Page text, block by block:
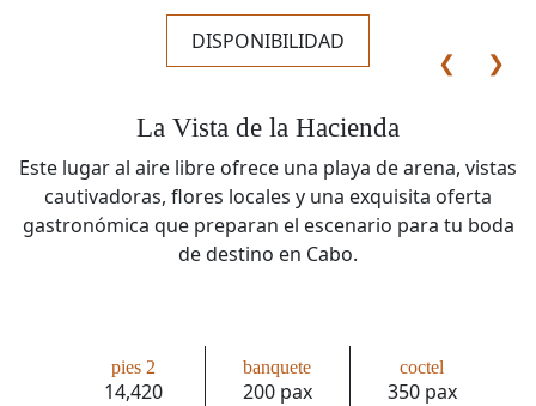
DISPONIBILIDAD
❮ ❯
La Vista de la Hacienda
Este lugar al aire libre ofrece una playa de arena, vistas
cautivadoras, flores locales y una exquisita oferta
gastronómica que preparan el escenario para tu boda
de destino en Cabo.
pies 2
14,420
banquete
200 pax
coctel
350 pax